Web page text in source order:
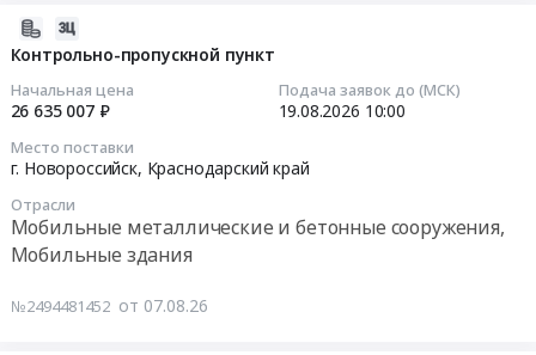
Контрольно-пропускной пункт
Начальная цена
26 635 007 ₽
Подача заявок до (МСК)
19.08.2026 10:00
Место поставки
г. Новороссийск, Краснодарский край
Отрасли
Мобильные металлические и бетонные сооружения,
Мобильные здания
№2494481452 от 07.08.26